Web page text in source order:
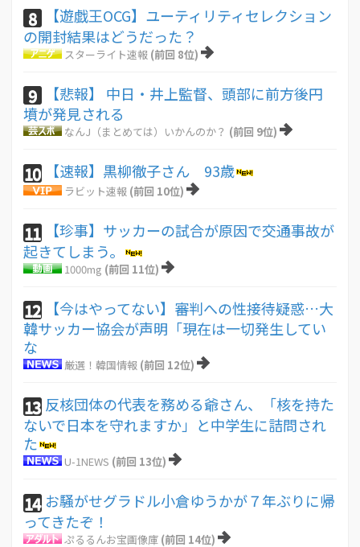
8
【遊戯王OCG】ユーティリティセレクション
の開封結果はどうだった？
スターライト速報 (前回 8位)
9
【悲報】 中日・井上監督、頭部に前方後円
墳が発見される
なんJ（まとめては）いかんのか？ (前回 9位)
10 【速報】黒柳徹子さん 93歳
ラビット速報 (前回 10位)
11
【珍事】サッカーの試合が原因で交通事故が
起きてしまう。
1000mg (前回 11位)
12
【今はやってない】審判への性接待疑惑…大
韓サッカー協会が声明「現在は一切発生してい
な
厳選！韓国情報 (前回 12位)
13 反核団体の代表を務める爺さん、「核を持た
ないで日本を守れますか」と中学生に詰問され
た
U-1NEWS (前回 13位)
14 お騒がせグラドル小倉ゆうかが７年ぶりに帰
ってきたぞ！
ぷるるんお宝画像庫 (前回 14位)